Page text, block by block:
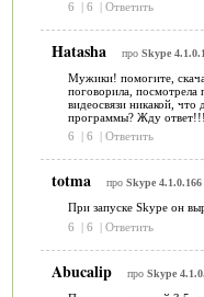
6
| 6 | Ответить
Hatasha про Skype
Мужики! помогите,
поговорила,
видеосвязи никакой,
программы? Жду ответ!!!
6
| 6 | Ответить
totma про Skype 4.1.0.166
При запуске Skype он
6
| 6 | Ответить
Abucalip про Skype